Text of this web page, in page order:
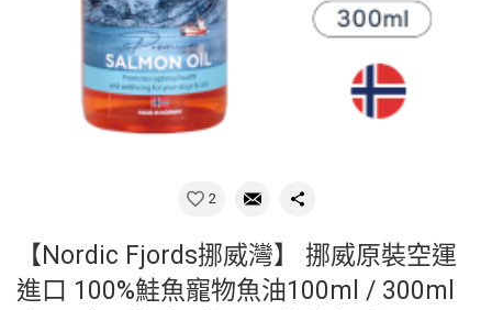
2
【Nordic Fjords挪威灣】 挪威原裝空運
進口 100%鮭魚寵物魚油100ml / 300ml